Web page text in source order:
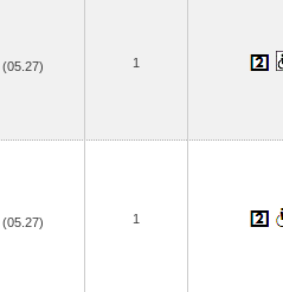
(05.27) 1
(05.27) 1